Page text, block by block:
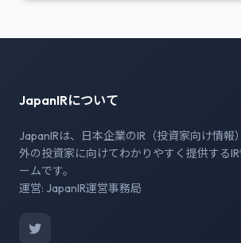
JapanIRについて
JapanIRは、日本企業のIR（投資家向け情報
外の投資家に向けてわかりやすく提供する
ームです。
運営: JapanIR運営事務局